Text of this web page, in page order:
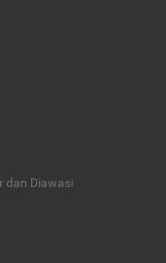
dan Diawasi